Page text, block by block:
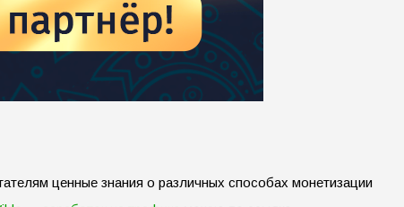
ценные знания о различных способах монетизации